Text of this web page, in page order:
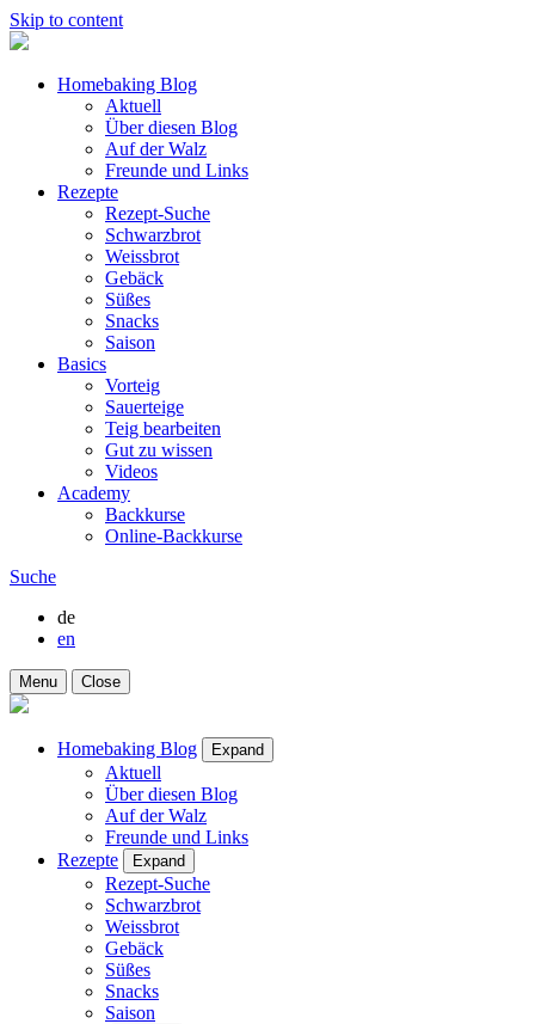
Skip to content
Homebaking Blog
Aktuell
Über diesen Blog
Auf der Walz
Freunde und Links
Rezepte
Rezept-Suche
Schwarzbrot
Weissbrot
Gebäck
Süßes
Snacks
Saison
Basics
Vorteig
Sauerteige
Teig bearbeiten
Gut zu wissen
Videos
Academy
Backkurse
Online-Backkurse
Suche
de
en
Menu Close
Homebaking Blog Expand
Aktuell
Über diesen Blog
Auf der Walz
Freunde und Links
Rezepte
Expand
Rezept-Suche
Schwarzbrot
Weissbrot
Gebäck
Süßes
Snacks
Saison